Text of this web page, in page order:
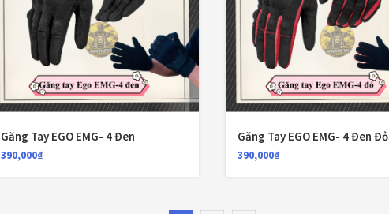
Găng Tay EGO EMG- 4 Đen
390,000₫
Găng Tay EGO EMG- 4 Đen Đỏ
390,000₫